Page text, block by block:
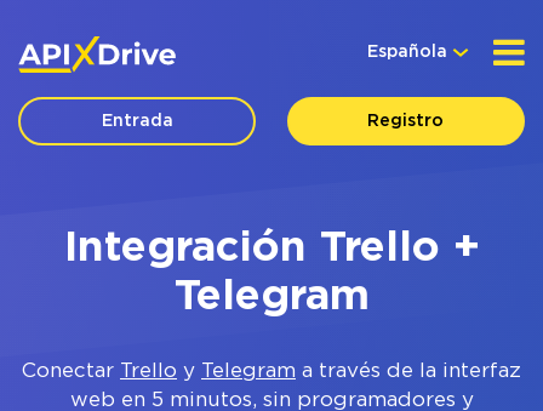
Española
Entrada Registro
Integración Trello +
Telegram
Conectar Trello y Telegram a través de la interfaz
web en 5 minutos, sin programadores y